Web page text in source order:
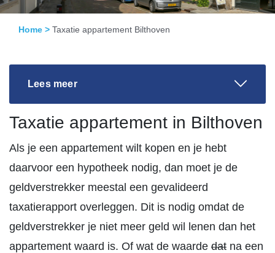
Home > Taxatie appartement Bilthoven
Lees meer
Taxatie appartement in Bilthoven
Als je een appartement wilt kopen en je hebt
daarvoor een hypotheek nodig, dan moet je de
geldverstrekker meestal een gevalideerd
taxatierapport overleggen. Dit is nodig omdat de
geldverstrekker je niet meer geld wil lenen dan het
appartement waard is. Of wat de waarde dat na een